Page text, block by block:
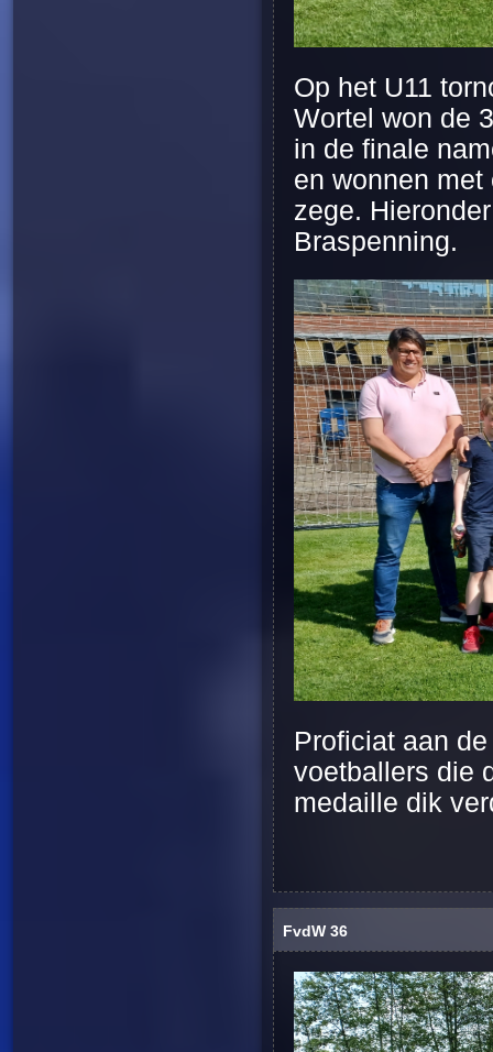
Op het U11
Wortel won de
in de finale
en wonnen
zege.
Braspenning.
Proficiat aan
voetballers die
medaille dik
FvdW 36